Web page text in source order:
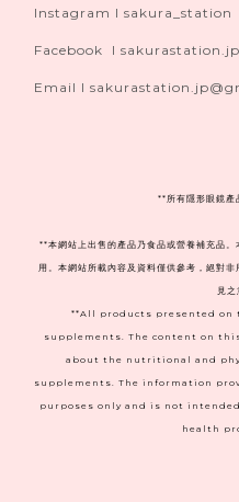
Instagram I sakura_station
Facebook I sakurastation.jp
Email I
** 所有隱形眼鏡
**本網站上出售的產品乃食品或營養補充品
用。本網站所載內容及資料僅供參考，絕對
見
**All products presented
supplements. The content on
about the nutritional and
supplements. The information
purposes only and is not
health